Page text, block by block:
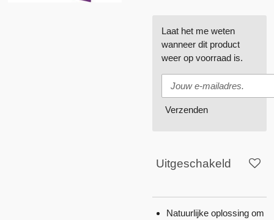
Laat het me weten
wanneer dit product
weer op voorraad is.
Verzenden
Uitgeschakeld
Natuurlijke oplossing om